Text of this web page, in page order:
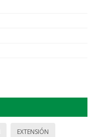
EXTENSIÓN